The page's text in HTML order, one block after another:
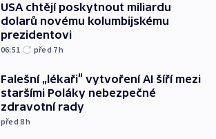
USA chtějí poskytnout miliardu
dolarů novému kolumbijskému
prezidentovi
06:51 před 7h
Falešní „lékaři“ vytvoření AI šíří mezi
staršími Poláky nebezpečné
zdravotní rady
před 8h